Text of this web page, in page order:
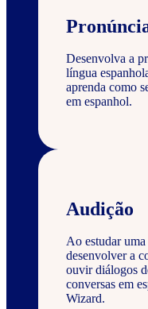
Desenvolva a
língua
aprenda como
em espanhol.
Audição
Ao estudar
desenvolver a
ouvir diálogos
conversas em
Wizard.